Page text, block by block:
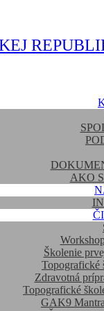
AKO
Školenie
Topografické
Zdravotná
Topografické
GAK9